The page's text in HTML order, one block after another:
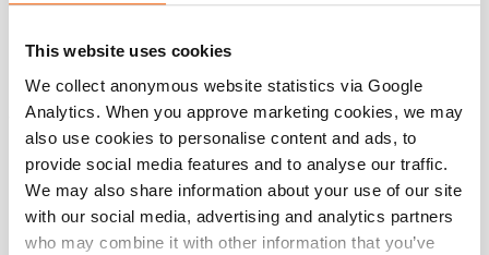
This website uses cookies
We collect anonymous website statistics via Google
Analytics. When you approve marketing cookies, we may
also use cookies to personalise content and ads, to
provide social media features and to analyse our traffic.
We may also share information about your use of our site
with our social media, advertising and analytics partners
who may combine it with other information that you’ve
in den Türrahmen einzusetzen. Durch den Einsatz von
Druckluft ist dieser Vorgang schnell und geräuschlos
abgeschlossen.